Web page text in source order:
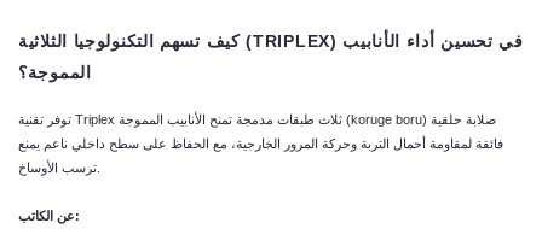
كيف تسهم التكنولوجيا الثلاثية (TRIPLEX) في تحسين أداء
الأنابيب
المموجة؟
توفر تقنية Triplex ثلاث طبقات مدمجة تمنح الأنابيب المموجة (koruge boru) صلابة حلقية
فائقة لمقاومة أحمال التربة وحركة المرور الخارجية، مع الحفاظ على سطح داخلي ناعم يمنع
عن الكاتب :